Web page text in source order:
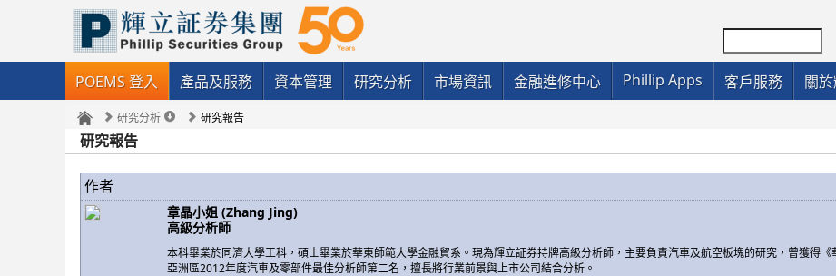
POEMS 登入 產品及服務 資本管理 研究分析 市場資訊 金融進修中心 Phillip Apps 客戶服務 關
研究分析 研究報告
研究報告
作者
章晶小姐 (Zhang Jing)
高級分析師
本科畢業於同濟大學工科，碩士畢業於華東師範大學金融貿系。現為輝立証券持牌高級分析師，主要負責汽車及航空板塊的研究，曾獲得《
亞洲區2012年度汽車及零部件最佳分析師第二名，擅長將行業前景與上市公司結合分析。